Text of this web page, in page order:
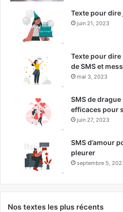
Texte pour
juin 21, 2023
Texte pour dire
de SMS et
mai 3, 2023
SMS de
efficaces pour
juin 27, 2023
SMS d’amour
pleurer
septembre 5,
Nos textes les plus récents